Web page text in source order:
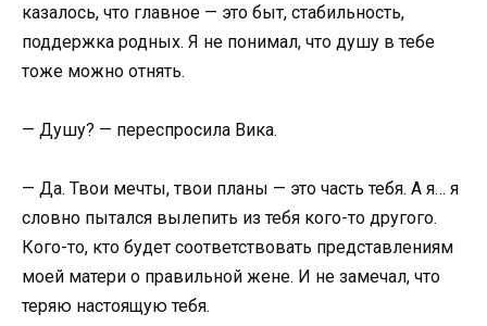
казалось, что главное — это быт, стабильность,
поддержка родных. Я не понимал, что душу в тебе
тоже можно отнять.
— Душу? — переспросила Вика.
— Да. Твои мечты, твои планы — это часть тебя. А я… я
словно пытался вылепить из тебя кого-то другого.
Кого-то, кто будет соответствовать представлениям
моей матери о правильной жене. И не замечал, что
теряю настоящую тебя.